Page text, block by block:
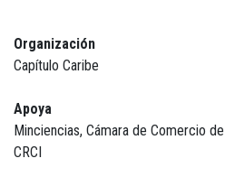
Organización
Capítulo Caribe
Apoya
Minciencias, Cámara de Comercio
CRCI